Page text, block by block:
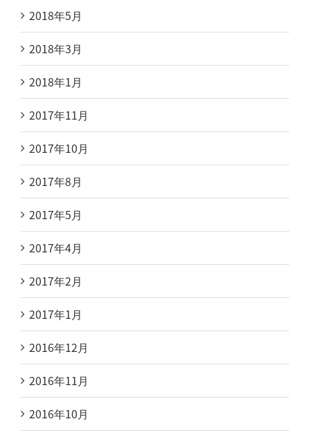
2018年5月
2018年3月
2018年1月
2017年11月
2017年10月
2017年8月
2017年5月
2017年4月
2017年2月
2017年1月
2016年12月
2016年11月
2016年10月